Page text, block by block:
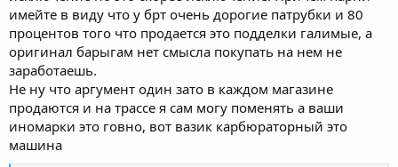
имейте в виду что у брт очень дорогие патрубки и 80
процентов того что продается это подделки галимые, а
оригинал барыгам нет смысла покупать на нем не
заработаешь.
Не ну что аргумент один зато в каждом магазине
продаются и на трассе я сам могу поменять а ваши
иномарки это говно, вот вазик карбюраторный это
машина